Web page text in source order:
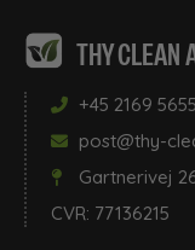
THY CLEAN
+45 2169 5655
post@thy-
Gartnerivej
CVR: 77136215